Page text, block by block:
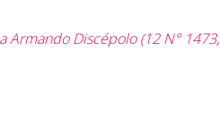
Armando Discépolo (12 N° 1473,